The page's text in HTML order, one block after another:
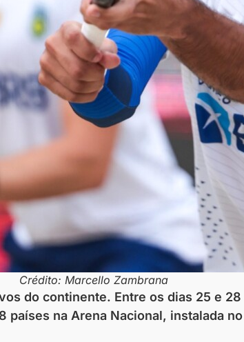
Crédito: Marcello Zambrana
do continente. Entre os dias 25 e
na Arena Nacional, instalada